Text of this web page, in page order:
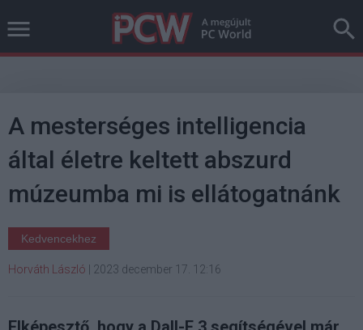
A mesterséges intelligencia
által életre keltett abszurd
múzeumba mi is ellátogatnánk
Kedvencekhez
Horváth László 2023 december 17. 12:16